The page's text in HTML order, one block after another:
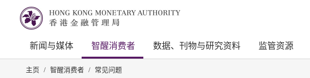
新闻与媒体 智醒消费者 数据、刊物与研究资料 监管资源
主页 / 智醒消费者 / 常见问题